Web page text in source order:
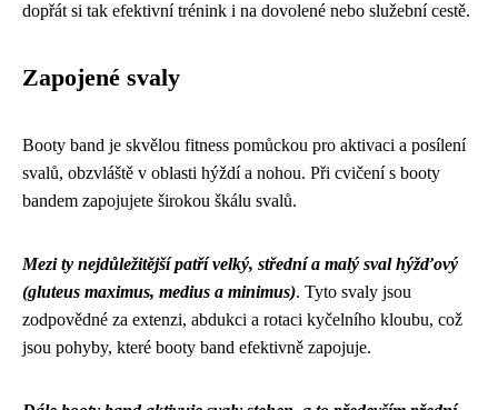
dopřát si tak efektivní trénink i na dovolené nebo služební cestě.
Zapojené svaly
Booty band je skvělou fitness pomůckou pro aktivaci a posílení
svalů, obzvláště v oblasti hýždí a nohou. Při cvičení s booty
bandem zapojujete širokou škálu svalů.
Mezi ty nejdůležitější patří velký, střední a malý sval hýžďový
(gluteus maximus, medius a minimus). Tyto svaly jsou
zodpovědné za extenzi, abdukci a rotaci kyčelního kloubu, což
jsou pohyby, které booty band efektivně zapojuje.